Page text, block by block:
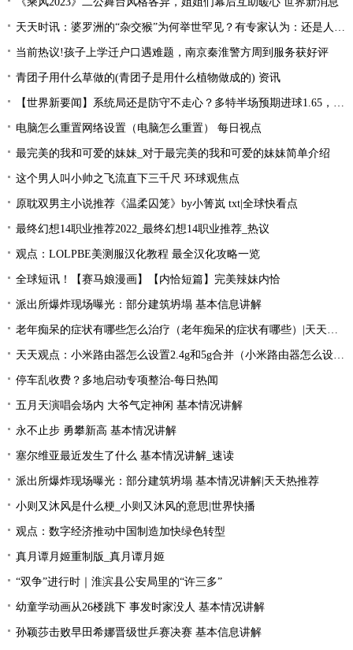
天天时讯：婆罗洲的“杂交猴”为何举世罕见？有专家认为：还是人类造的孽
当前热议!孩子上学迁户口遇难题，南京秦淮警方周到服务获好评
青团子用什么草做的(青团子是用什么植物做成的) 资讯
【世界新要闻】系统局还是防守不走心？多特半场预期进球1.65，大幅领先对手
电脑怎么重置网络设置（电脑怎么重置） 每日视点
最完美的我和可爱的妹妹_对于最完美的我和可爱的妹妹简单介绍
这个男人叫小帅之飞流直下三千尺 环球观焦点
原耽双男主小说推荐《温柔囚笼》by小箐岚 txt|全球快看点
最终幻想14职业推荐2022_最终幻想14职业推荐_热议
观点：LOLPBE美测服汉化教程 最全汉化攻略一览
全球短讯！【赛马娘漫画】【内恰短篇】完美辣妹内恰
派出所爆炸现场曝光：部分建筑坍塌 基本信息讲解
老年痴呆的症状有哪些怎么治疗（老年痴呆的症状有哪些）|天天要闻
天天观点：小米路由器怎么设置2.4g和5g合并（小米路由器怎么设置）
停车乱收费？多地启动专项整治-每日热闻
五月天演唱会场内 大爷气定神闲 基本情况讲解
永不止步 勇攀新高 基本情况讲解
塞尔维亚最近发生了什么 基本情况讲解_速读
派出所爆炸现场曝光：部分建筑坍塌 基本情况讲解|天天热推荐
小则又沐风是什么梗_小则又沐风的意思|世界快播
观点：数字经济推动中国制造加快绿色转型
真月谭月姬重制版_真月谭月姬
“双争”进行时｜淮滨县公安局里的“许三多”
幼童学动画从26楼跳下 事发时家没人 基本情况讲解
孙颖莎击败早田希娜晋级世乒赛决赛 基本信息讲解